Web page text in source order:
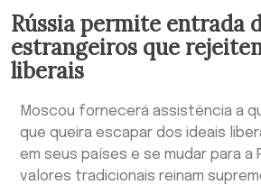
Rússia permite entrada
estrangeiros que
liberais
Moscou fornecerá assistência a
que queira escapar dos ideais
em seus países e se mudar para a
valores tradicionais reinam